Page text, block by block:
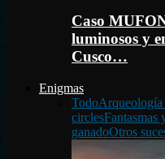
Caso
luminosos y
Cusco…
Enigmas
Todo
circlesFantasmas
ganadoOtros